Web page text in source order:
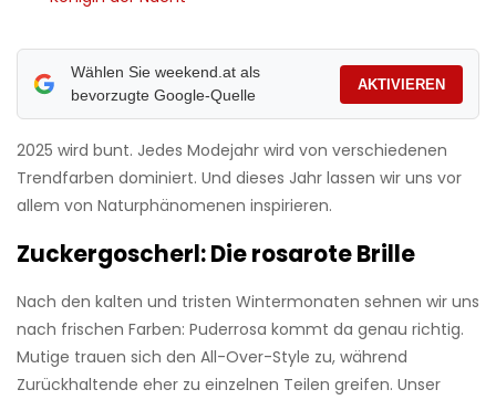
Wählen Sie weekend.at als
bevorzugte Google-Quelle
AKTIVIEREN
2025 wird bunt. Jedes Modejahr wird von verschiedenen
Trendfarben dominiert. Und dieses Jahr lassen wir uns vor
allem von Naturphänomenen inspirieren.
Zuckergoscherl: Die rosarote Brille
Nach den kalten und tristen Wintermonaten sehnen wir uns
nach frischen Farben: Puderrosa kommt da genau richtig.
Mutige trauen sich den All-Over-Style zu, während
Zurückhaltende eher zu einzelnen Teilen greifen. Unser